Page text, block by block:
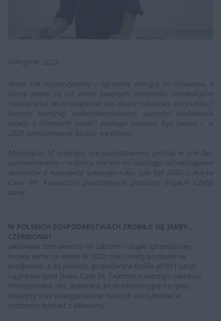
Nowy rok rozpoczynamy z ogromną energią do działania, a
nasze głowy są już pełne świeżych pomysłów. Innowacyjne
rozwiązania technologiczne na miarę rolnictwa przyszłości?
Jeszcze bardziej niekonwencjonalne sposoby budowania
relacji z Klientami marki? Jednego możecie być pewni – w
2023 zdecydowanie będzie się działo!
Minionych 12 miesięcy nie pozostawiamy jednak w tyle bez
podsumowania – w końcu nie ma nic lepszego niż wyciąganie
wniosków z naprawdę udanego roku. Jaki był 2022 z marką
Case IH? Koniecznie przeczytajcie poniższy artykuł! Czytaj
dalej
W POLSKICH GOSPODARSTWACH ZROBIŁO SIĘ JAKBY…
CZERWONO?
Jakkolwiek formalnie to nie zabrzmi – słupki sprzedażowe
mówią same za siebie! W 2022 roku rolnicy postawili na
#redpower, a do polskich gospodarstw trafiło aż 911 sztuk
ciągników spod znaku Case IH. Tajemnica naszego sukcesu?
Profesjonalna sieć dealerska, bezkonkurencyjne na rynku
maszyny oraz zaangażowanie naszych specjalistów w
codzienny kontakt z Klientami.